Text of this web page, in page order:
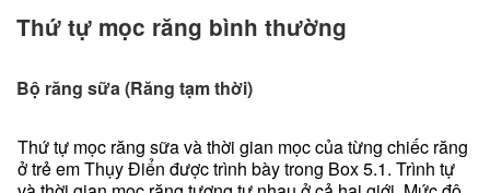
Thứ tự mọc răng bình thường
Bộ răng sữa(Răng tạmthời)
Thứ tự mọc răng sữa và thời gian mọc của từng chiếc răng
ở trẻ em Thụy Điển được trình bày trong Box 5.1. Trình tự